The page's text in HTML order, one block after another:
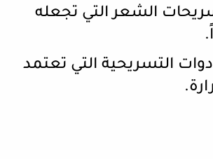
الشعر التي تجعله
التسريحية التي تعتمد